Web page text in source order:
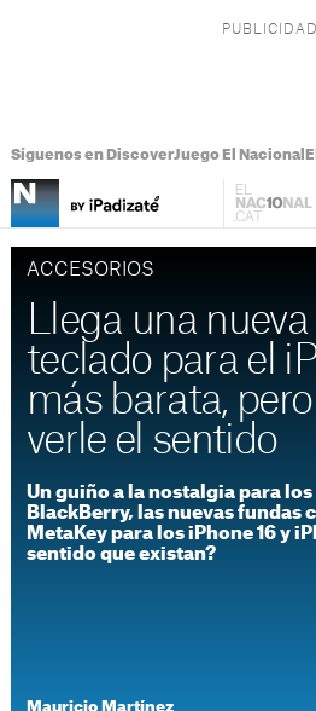
Síguenos en DiscoverJuego El Nacional
ACCESORIOS
Llega una
teclado para el
más barata,
verle el sentido
Un guiño a la nostalgia para
BlackBerry, las nuevas fundas
MetaKey para los iPhone 16 y
sentido que existan?
Mauricio Martínez